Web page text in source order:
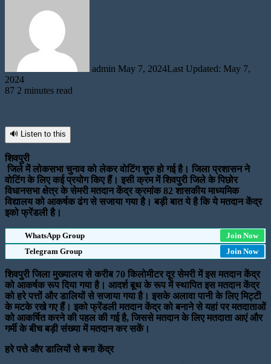
admin May 7, 2024Last Updated: May 7,
2024
87 2 minutes read
🔊 Listen to this
शिवपुरी
जिले में लोकसभा चुनाव को लेकर वोटिंग शुरु हो गई है। जिला प्रशासन ने
वोटिंग के लिए कई प्रयोग किए हैं। इसी क्रम में शिवपुरी जिले के पिछोर
विधानसभा क्षेत्र के सेमरी मतदान केंद्र क्रमांक 82 शासकीय माध्यमिक
विद्यालय को आकर्षक ढंग से सजाया गया है। बड़ी बात ये है कि ये मतदान केंद्र
इको फ्रेंडली है।
WhatsApp Group
Join Now
Telegram Group
Join Now
शिवपुरी जिला मुख्यालय से करीब 70 किलोमीटर दूर सेमरी में इस मतदान केंद्र
को आकर्षक रूप दिया गया है। आदर्श बूथ के रूप में स्थापित इस मतदान केंद्र
को हरे पत्तों और डालियों से सजाया गया है। इसके अलावा पानी के लिए मिट्टी
के मटके रखे गए हैं। इको फ्रेंडली मतदान केंद्र को बनाने से यहां पर मतदाताओं
को आकर्षित करने की पहल की गई है, जिससे मतदान के लिए मतदाता आएं और
गर्मी के बीच बड़ी संख्या में मतदान कर सकें।
हरे पत्ते और डालियों से बना केंद्र